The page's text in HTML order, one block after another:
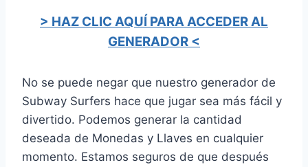
> HAZ CLIC AQUÍ PARA ACCEDER AL
GENERADOR <
No se puede negar que nuestro generador de
Subway Surfers hace que jugar sea más fácil y
divertido. Podemos generar la cantidad
deseada de Monedas y Llaves en cualquier
momento. Estamos seguros de que después